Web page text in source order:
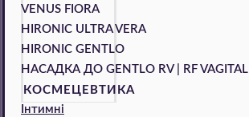
VENUS FIORA
HIRONIC ULTRA VERA
HIRONIC GENTLO
НАСАДКА ДО GENTLO RV | RF VAGITAL
КОСМЕЦЕВТИКА
Інтимні